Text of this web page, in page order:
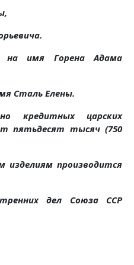
имя Горена Адама
Сталь Елены.
кредитных царских
пятьдесят тысяч (750
изделиям производится
дел Союза ССР